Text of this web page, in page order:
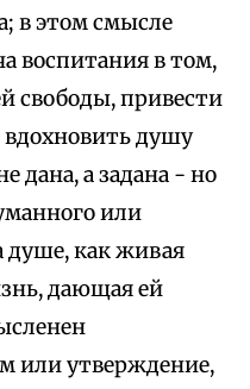
в этом смысле
воспитания в том,
свободы, привести
вдохновить душу
дана, а задана - но
или
душе, как живая
дающая ей
или утверждение,